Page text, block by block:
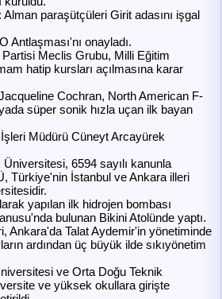
paraşütçüleri Girit adasını işgal
Antlaşması'nı onayladı.
Meclis Grubu, Milli Eğitim
hatip kursları açılmasına karar
Cochran, North American F-
süper sonik hızla uçan ilk bayan
Müdürü Cüneyt Arcayürek
6594 sayılı kanunla
Türkiye'nin İstanbul ve Ankara illeri
yapılan ilk hidrojen bombası
bulunan Bikini Atolünde yaptı.
Ankara'da Talat Aydemir'in yönetiminde
ardından üç büyük ilde sıkıyönetim
ve Orta Doğu Teknik
ve yüksek okullara girişte